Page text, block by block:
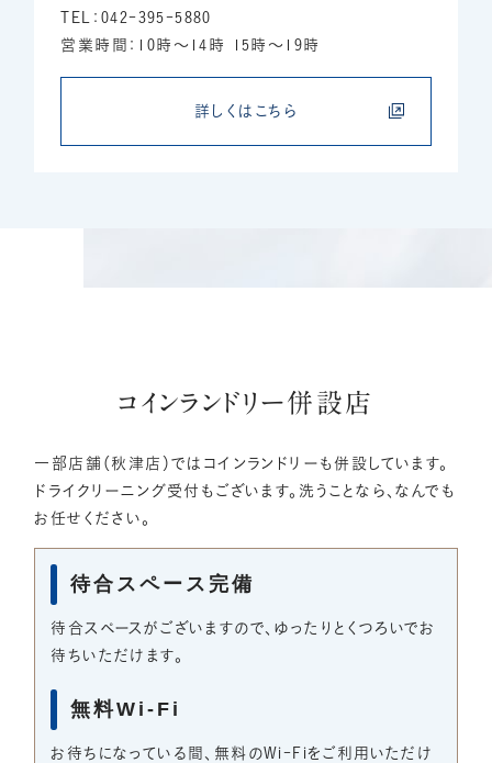
TEL：042-395-5880
営業時間：10時～14時 15時～19時
詳しくはこちら
コインランドリー併設店
一部店舗（秋津店）ではコインランドリーも併設しています。
ドライクリーニング受付もございます。洗うことなら、なんでも
お任せください。
待合スペース完備
待合スペースがございますので、ゆったりとくつろいでお
待ちいただけます。
無料Wi-Fi
お待ちになっている間、無料のWi-Fiをご利用いただけ